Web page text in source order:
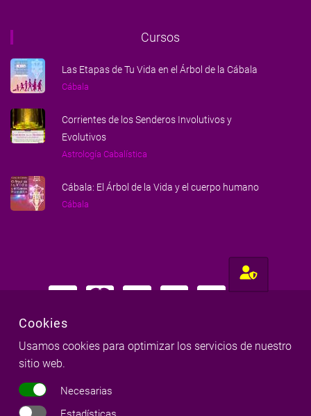
Cursos
Las Etapas de Tu Vida en el Árbol de la Cábala
Cábala
Corrientes de los Senderos Involutivos y
Evolutivos
Astrología Cabalística
Cábala: El Árbol de la Vida y el cuerpo humano
Cábala
Hecho con amor para gente amorosa
Copyright©2026
Cookies
Usamos cookies para optimizar los servicios de nuestro
sitio web.
Necesarias